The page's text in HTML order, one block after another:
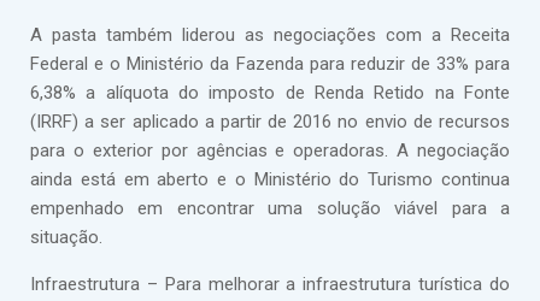
A pasta também liderou as negociações com a Receita
Federal e o Ministério da Fazenda para reduzir de 33% para
6,38% a alíquota do imposto de Renda Retido na Fonte
(IRRF) a ser aplicado a partir de 2016 no envio de recursos
para o exterior por agências e operadoras. A negociação
ainda está em aberto e o Ministério do Turismo continua
empenhado em encontrar uma solução viável para a
situação.
Infraestrutura – Para melhorar a infraestrutura turística do